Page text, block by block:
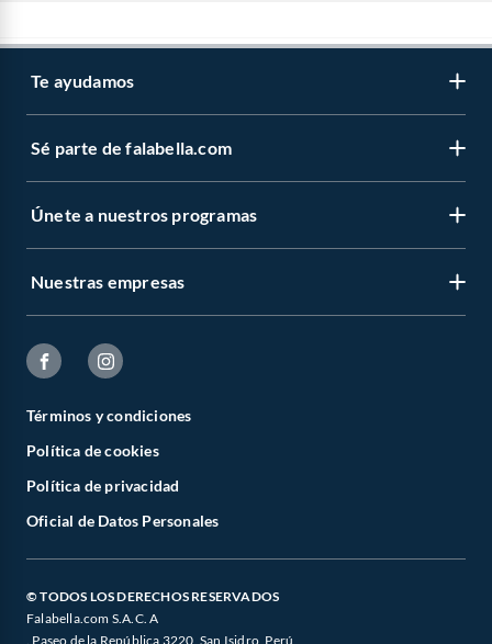
Te ayudamos
Sé parte de falabella.com
Únete a nuestros programas
Nuestras empresas
Términos y condiciones
Política de cookies
Política de privacidad
Oficial de Datos Personales
© TODOS LOS DERECHOS RESERVADOS
Falabella.com S.A.C. A
. Paseo de la República 3220, San Isidro, Perú